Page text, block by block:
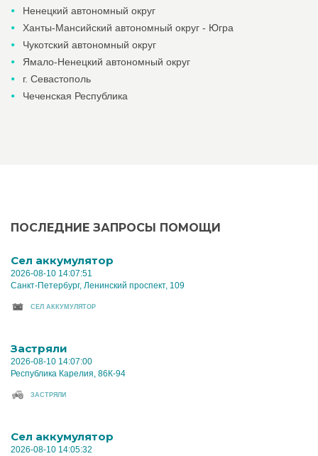
Ненецкий автономный округ
Ханты-Мансийский автономный округ - Югра
Чукотский автономный округ
Ямало-Ненецкий автономный округ
г. Севастополь
Чеченская Республика
ПОСЛЕДНИЕ ЗАПРОСЫ ПОМОЩИ
Cел аккумулятор
2026-08-10 14:07:51
Санкт-Петербург, Ленинский проспект, 109
CЕЛ АККУМУЛЯТОР
Застряли
2026-08-10 14:07:00
Республика Карелия, 86К-94
ЗАСТРЯЛИ
Cел аккумулятор
2026-08-10 14:05:32